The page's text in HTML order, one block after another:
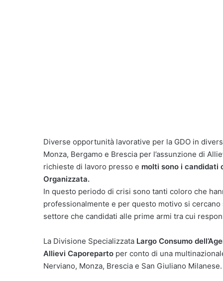
Diverse opportunità lavorative per la GDO in
Monza, Bergamo e Brescia per l’assunzione di
richieste di lavoro presso e molti sono i candidati
Organizzata.
In questo periodo di crisi sono tanti coloro che
professionalmente e per questo motivo si
settore che candidati alle prime armi tra cui
La Divisione Specializzata Largo Consumo
Allievi Caporeparto per conto di una
Nerviano, Monza, Brescia e San Giuliano Milanese.